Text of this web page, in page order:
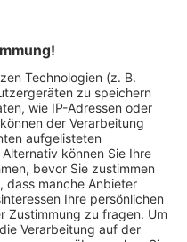
0
27x40 mm